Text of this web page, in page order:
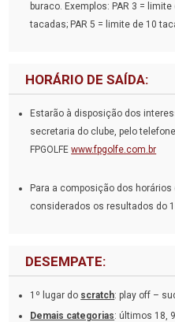
buraco. Exemplos: PAR 3 =
tacadas; PAR 5 = limite de 10
HORÁRIO DE SAÍDA:
Estarão à disposição dos
secretaria do clube, pelo
FPGOLFEwww.fpgolfe.com.br
Para a composição dos
considerados os resultados do
DESEMPATE:
1º lugar do scratch: play off –
Demais categorias: últimos 18,